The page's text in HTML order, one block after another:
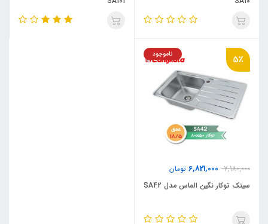
5٪
7,180,000
6,821,000 تومان
ناموجود
سینک توکار نگین الماس مدل SA42